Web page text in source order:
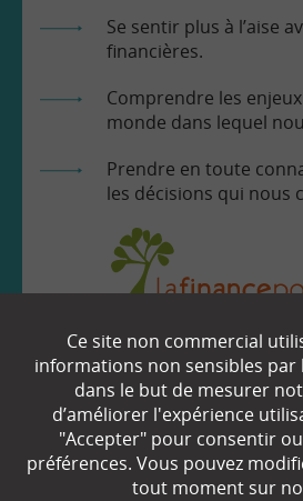
Se sentir plus à l’aise
financières.
Comprendre les
monde dans lequel
Prendre en toute
les décisions qui nous
EN SAVOIR
Qui sommes-nous
Partenaires
Ce site non commercial
informations non sensibles par
dans le but de mesurer
d’améliorer l'expérience
"Accepter" pour consentir
préférences. Vous pouvez
tout moment sur